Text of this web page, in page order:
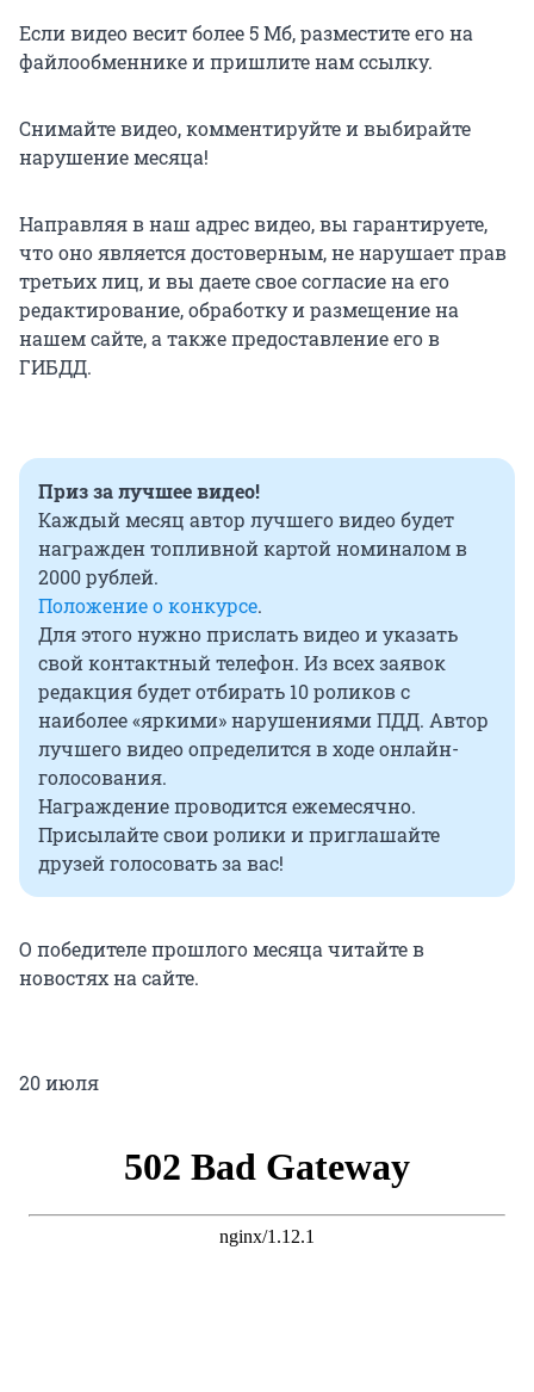
Если видео весит более 5 Мб, разместите его на
файлообменнике и пришлите нам ссылку.
Снимайте видео, комментируйте и выбирайте
нарушение месяца!
Направляя в наш адрес видео, вы гарантируете,
что оно является достоверным, не нарушает прав
третьих лиц, и вы даете свое согласие на его
редактирование, обработку и размещение на
нашем сайте, а также предоставление его в
ГИБДД.
Приз за лучшее видео!
Каждый месяц автор лучшего видео будет
награжден топливной картой номиналом в
2000 рублей.
Положение о конкурсе.
Для этого нужно прислать видео и указать
свой контактный телефон. Из всех заявок
редакция будет отбирать 10 роликов с
наиболее «яркими» нарушениями ПДД. Автор
лучшего видео определится в ходе онлайн-
голосования.
Награждение проводится ежемесячно.
Присылайте свои ролики и приглашайте
друзей голосовать за вас!
О победителе прошлого месяца читайте в
новостях на сайте.
20 июля